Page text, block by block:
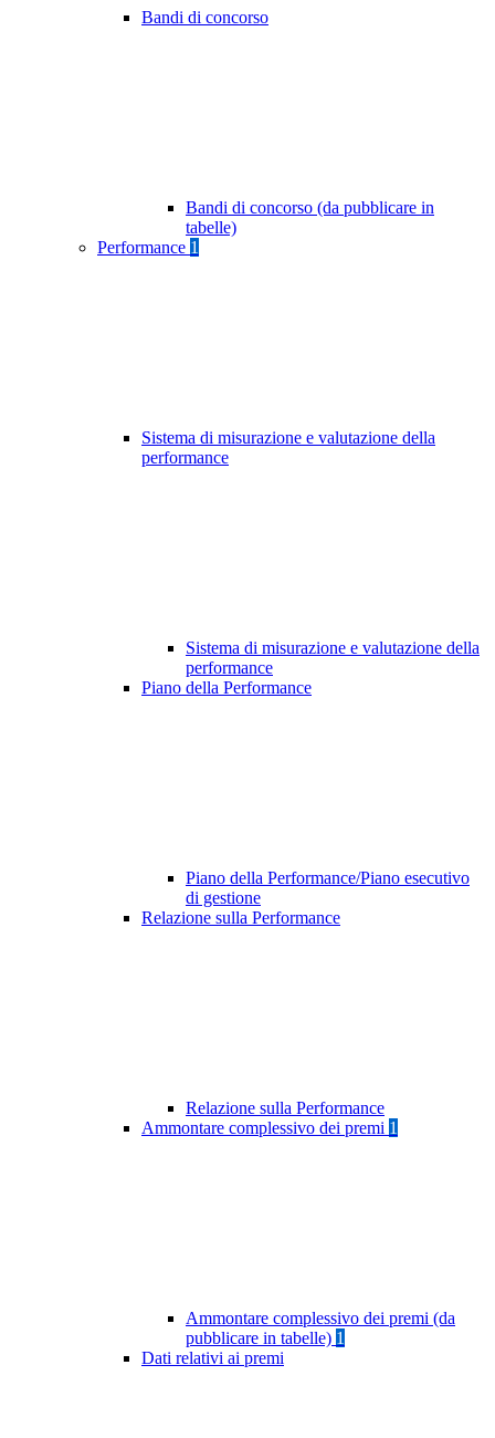
Bandi di concorso
Bandi di concorso (da pubblicare in
tabelle)
Performance 1
Sistema di misurazione e valutazione della
performance
Sistema di misurazione e valutazione della
performance
Piano della Performance
Piano della Performance/Piano esecutivo
di gestione
Relazione sulla Performance
Relazione sulla Performance
Ammontare complessivo dei premi 1
Ammontare complessivo dei premi (da
pubblicare in tabelle) 1
Dati relativi ai premi